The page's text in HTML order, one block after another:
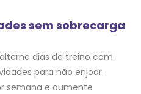
sem sobrecarga
dias de treino com
para não enjoar.
semana e aumente